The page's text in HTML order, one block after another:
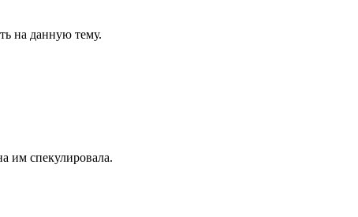
на данную тему.
им спекулировала.